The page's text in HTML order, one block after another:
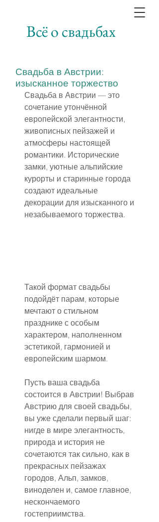
Всё о свадьбах
Свадьба в Австрии:
изысканное торжество
Свадьба в Австрии — это
сочетание утончённой
европейской элегантности,
живописных пейзажей и
атмосферы настоящей
романтики. Исторические
замки, уютные альпийские
курорты и старинные города
создают идеальные
декорации для изысканного и
незабываемого торжества.
Такой формат свадьбы
подойдёт парам, которые
мечтают о стильном
празднике с особым
характером, наполненном
эстетикой, гармонией и
европейским шармом.
Пусть ваша свадьба
состоится в Австрии! Выбрав
Австрию для своей свадьбы,
вы уже сделали первый шаг:
нигде в мире элегантность,
природа и история не
сочетаются так сильно, как в
прекрасных пейзажах
городов, Альп, замков,
виноделен и, самое главное,
нескончаемого
гостеприимства.